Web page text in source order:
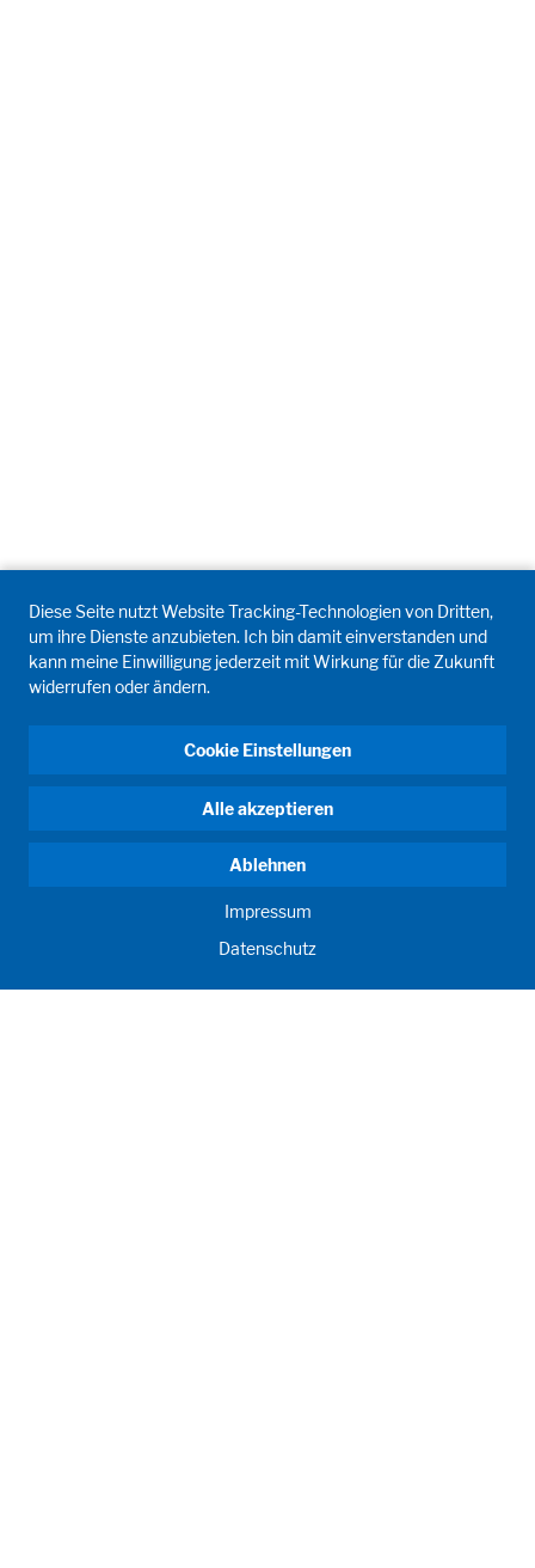
Diese Seite nutzt Website Tracking-Technologien von Dritten,
um ihre Dienste anzubieten. Ich bin damit einverstanden und
kann meine Einwilligung jederzeit mit Wirkung für die Zukunft
widerrufen oder ändern.
Cookie Einstellungen
Alle akzeptieren
Ablehnen
Impressum
Datenschutz